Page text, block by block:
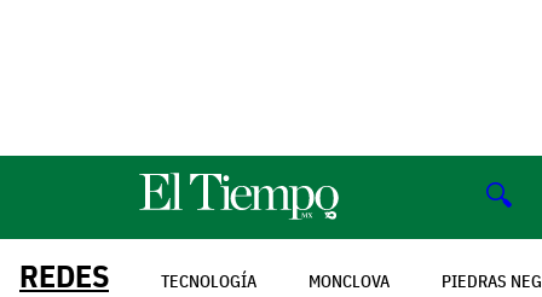
🔍
REDES TECNOLOGÍA MONCLOVA PIEDRAS